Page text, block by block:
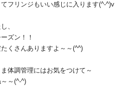
フリンジもいい感じに入ります(^-^)v
、
ズン！！
くさんありますよ～～(^^)
体調管理にはお気をつけて～
～(^-^)